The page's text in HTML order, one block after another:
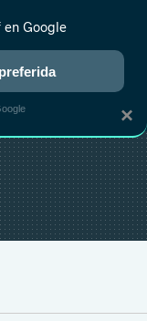
RANKINGS CINE
×
en Google